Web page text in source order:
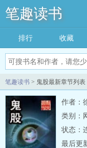
笔趣读书
排行 收藏
笔趣读书 > 鬼股最新章节列表
作者：
类别：
状态：
最后更